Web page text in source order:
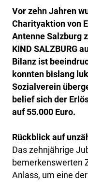
Vor zehn Jahren
Charityaktion von
Antenne Salzburg
KIND SALZBURG
Bilanz ist
konnten bislang
Sozialverein
belief sich der
auf 55.000 Euro.
Rückblick auf
Das zehnjährige
bemerkenswerten
Anlass, um eine